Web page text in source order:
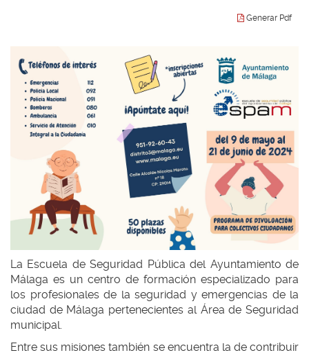
Generar Pdf
La Escuela de Seguridad Pública del Ayuntamiento de
Málaga es un centro de formación especializado para
los profesionales de la seguridad y emergencias de la
ciudad de Málaga pertenecientes al Área de Seguridad
municipal.
Entre sus misiones también se encuentra la de contribuir